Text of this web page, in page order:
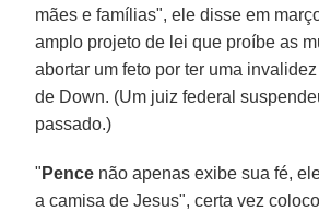
mães e famílias", ele disse em
amplo projeto de lei que proíbe as
abortar um feto por ter uma
de Down. (Um juiz federal
passado.)
" Pence não apenas exibe sua fé,
a camisa de Jesus", certa vez